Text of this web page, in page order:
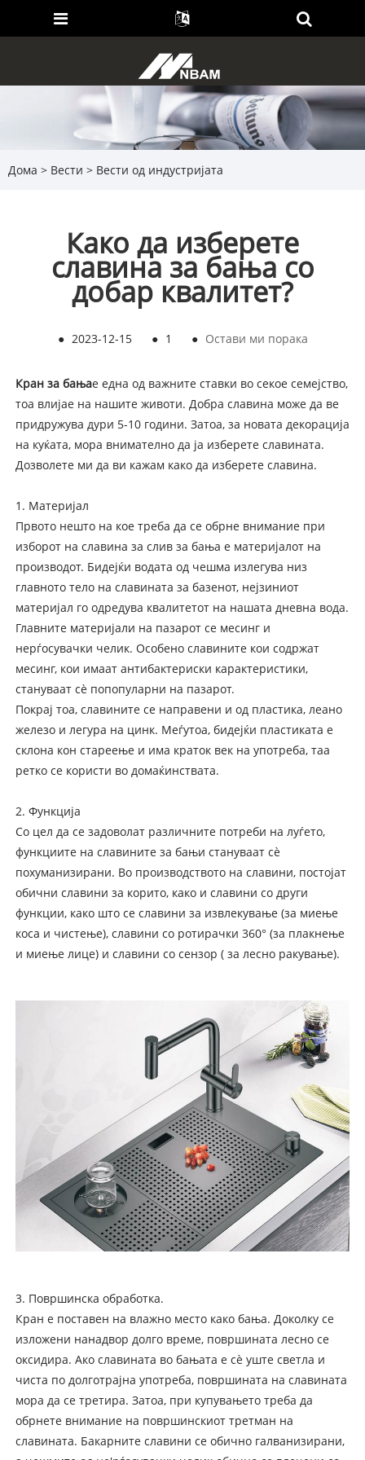
Дома > Вести > Вести од индустријата
Како да изберете
славина за бања со
добар квалитет?
● 2023-12-15 ● 1 ● Остави ми порака
Кран за бањае една од важните ставки во секое семејство,
тоа влијае на нашите животи. Добра славина може да ве
придружува дури 5-10 години. Затоа, за новата декорација
на куќата, мора внимателно да ја изберете славината.
Дозволете ми да ви кажам како да изберете славина.
1. Материјал
Првото нешто на кое треба да се обрне внимание при
изборот на славина за слив за бања е материјалот на
производот. Бидејќи водата од чешма излегува низ
главното тело на славината за базенот, нејзиниот
материјал го одредува квалитетот на нашата дневна вода.
Главните материјали на пазарот се месинг и
нерѓосувачки челик. Особено славините кои содржат
месинг, кои имаат антибактериски карактеристики,
стануваат сè попопуларни на пазарот.
Покрај тоа, славините се направени и од пластика, леано
железо и легура на цинк. Меѓутоа, бидејќи пластиката е
склона кон стареење и има краток век на употреба, таа
ретко се користи во домаќинствата.
2. Функција
Со цел да се задоволат различните потреби на луѓето,
функциите на славините за бањи стануваат сè
похуманизирани. Во производството на славини, постојат
обични славини за корито, како и славини со други
функции, како што се славини за извлекување (за миење
коса и чистење), славини со ротирачки 360° (за плакнење
и миење лице) и славини со сензор ( за лесно ракување).
3. Површинска обработка.
Кран е поставен на влажно место како бања. Доколку се
изложени нанадвор долго време, површината лесно се
оксидира. Ако славината во бањата е сè уште светла и
чиста по долготрајна употреба, површината на славината
мора да се третира. Затоа, при купувањето треба да
обрнете внимание на површинскиот третман на
славината. Бакарните славини се обично галванизирани,